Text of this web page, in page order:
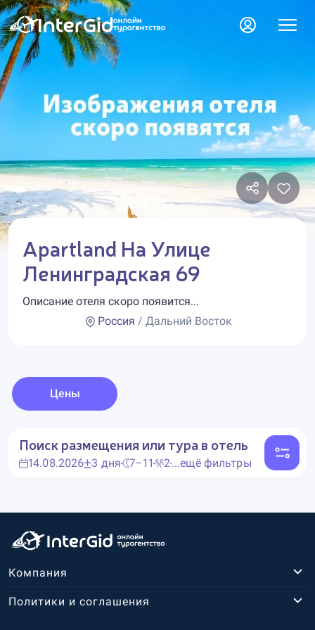
Apartland На Улице
Ленинградская 69
Описание отеля скоро появится...
Россия / Дальний Восток
Цены
Поиск размещения или тура в отель
14.08.2026 3 дня 7–11 2...ещё фильтры
Компания
Политики и соглашения